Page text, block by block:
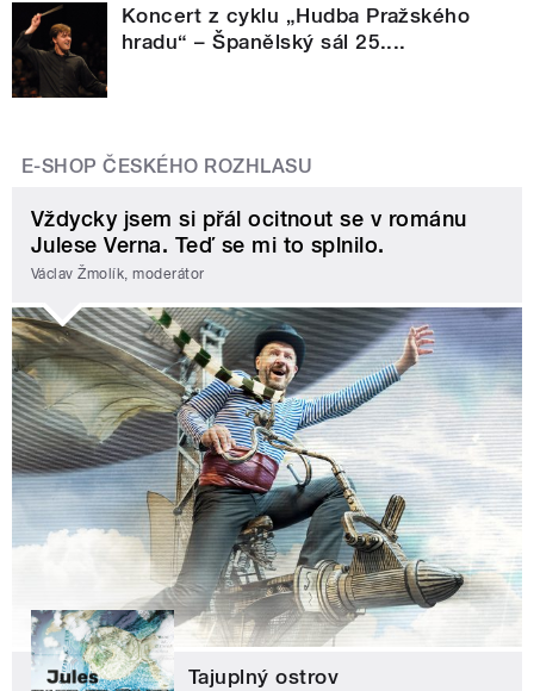
Koncert z cyklu „Hudba Pražského
hradu“ – Španělský sál 25....
E-SHOP ČESKÉHO ROZHLASU
Vždycky jsem si přál ocitnout se v románu
Julese Verna. Teď se mi to splnilo.
Václav Žmolík, moderátor
Tajuplný ostrov